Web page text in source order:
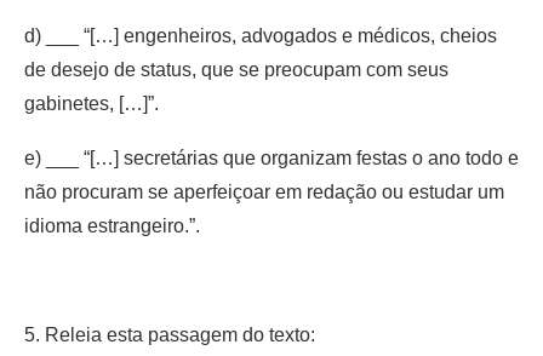
d) ___ “[…] engenheiros, advogados e médicos, cheios
de desejo de status, que se preocupam com seus
gabinetes, […]”.
e) ___ “[…] secretárias que organizam festas o ano todo e
não procuram se aperfeiçoar em redação ou estudar um
idioma estrangeiro.”.
5. Releia esta passagem do texto: